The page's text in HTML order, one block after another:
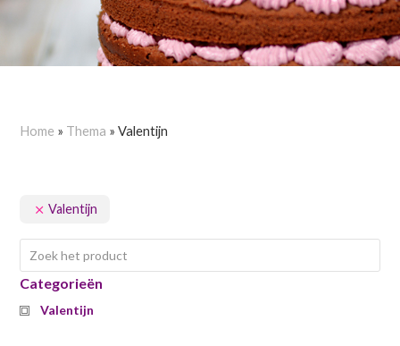
Home » Thema »Valentijn
Valentijn
Categorieën
Valentijn